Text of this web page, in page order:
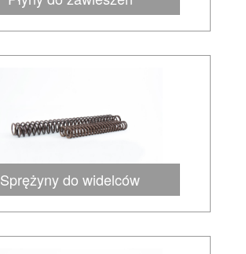
Sprężyny do widelców